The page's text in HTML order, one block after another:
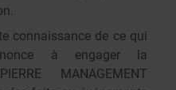
connaissance de ce qui
à engager la
MANAGEMENT